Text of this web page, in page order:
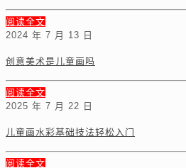
阅读全文
2024 年 7 月 13 日
创意美术是儿童画吗
阅读全文
2025 年 7 月 22 日
儿童画水彩基础技法轻松入门
阅读全文